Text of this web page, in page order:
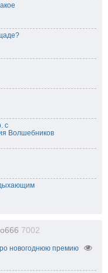
с
Волшебников
7002
новогоднюю премию